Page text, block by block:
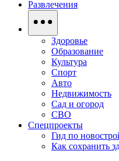
Развлечения
Здоровье
Образование
Культура
Спорт
Авто
Недвижимость
Сад и огород
СВО
Спецпроекты
Гид по
Как сохранить